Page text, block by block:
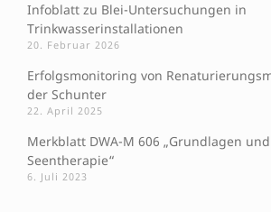
Infoblatt zu Blei-Untersuchungen in
Trinkwasserinstallationen
20. Februar 2026
Erfolgsmonitoring von
der Schunter
22. April 2025
Merkblatt DWA-M 606 „Grundlagen
Seentherapie“
6. Juli 2023